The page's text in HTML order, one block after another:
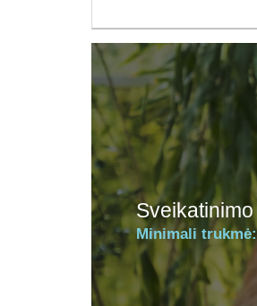
Sveikatinimo
Minimali trukmė: